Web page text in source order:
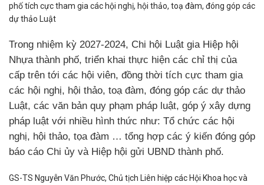
phố tích cực tham gia các hội nghị, hội thảo, toạ đàm, đóng góp các
dự thảo Luật
Trong nhiệm kỳ 2027-2024, Chi hội Luật gia Hiệp hội
Nhựa thành phố, triển khai thực hiện các chỉ thị của
cấp trên tới các hội viên, đồng thời tích cực tham gia
các hội nghị, hội thảo, toạ đàm, đóng góp các dự thảo
Luật, các văn bản quy phạm pháp luật, góp ý xây dựng
pháp luật với nhiều hình thức như: Tổ chức các hội
nghị, hội thảo, tọa đàm … tổng hợp các ý kiến đóng góp
báo cáo Chi ủy và Hiệp hội gửi UBND thành phố.
GS-TS Nguyễn Văn Phước, Chủ tịch Liên hiệp các Hội Khoa học và